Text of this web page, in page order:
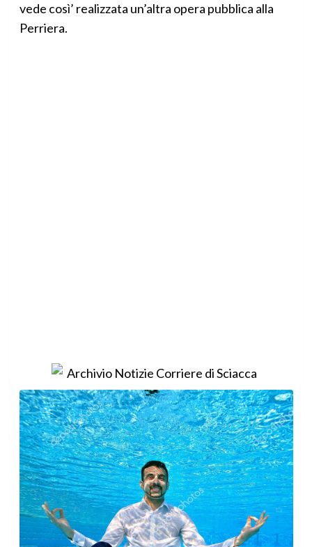
vede così’ realizzata un’altra opera pubblica alla
Perriera.